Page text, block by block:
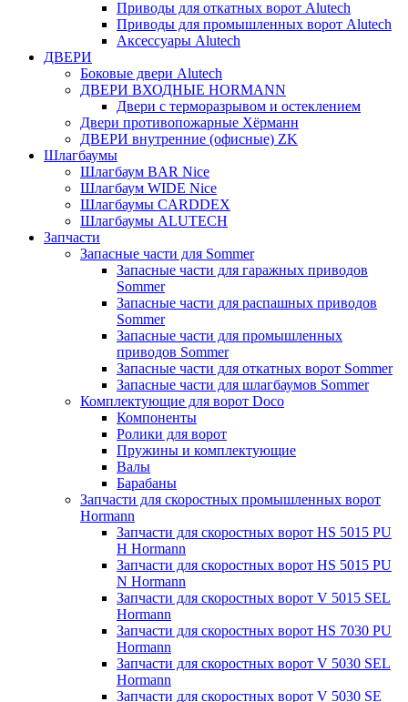
Приводы для откатных ворот Alutech
Приводы для промышленных ворот Alutech
Аксессуары Alutech
ДВЕРИ
Боковые двери Alutech
ДВЕРИ ВХОДНЫЕ HORMANN
Двери с терморазрывом и остеклением
Двери противопожарные Хёрманн
ДВЕРИ внутренние (офисные) ZK
Шлагбаумы
Шлагбаум BAR Nice
Шлагбаум WIDE Nice
Шлагбаумы CARDDEX
Шлагбаумы ALUTECH
Запчасти
Запасные части для Sommer
Запасные части для гаражных приводов
Sommer
Запасные части для распашных приводов
Sommer
Запасные части для промышленных
приводов Sommer
Запасные части для откатных ворот Sommer
Запасные части для шлагбаумов Sommer
Комплектующие для ворот Doco
Компоненты
Ролики для ворот
Пружины и комплектующие
Валы
Барабаны
Запчасти для скоростных промышленных ворот
Hormann
Запчасти для скоростных ворот HS 5015 PU
H Hormann
Запчасти для скоростных ворот HS 5015 PU
N Hormann
Запчасти для скоростных ворот V 5015 SEL
Hormann
Запчасти для скоростных ворот HS 7030 PU
Hormann
Запчасти для скоростных ворот V 5030 SEL
Hormann
Запчасти для скоростных ворот V 5030 SE